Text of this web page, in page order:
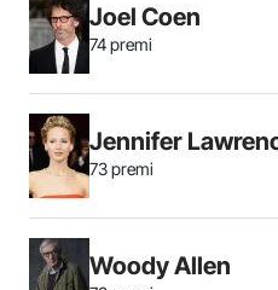
Joel Coen
74 premi
Jennifer
73 premi
Woody Allen